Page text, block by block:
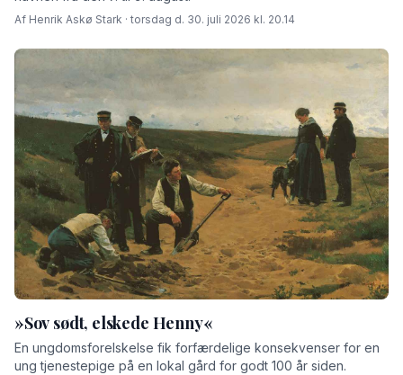
Af Henrik Askø Stark · torsdag d. 30. juli 2026 kl. 20.14
»Sov sødt, elskede Henny«
En ungdomsforelskelse fik forfærdelige konsekvenser for en
ung tjenestepige på en lokal gård for godt 100 år siden.